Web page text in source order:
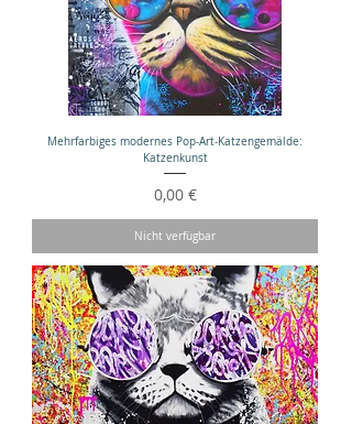
Mehrfarbiges modernes Pop-Art-Katzengemälde:
Katzenkunst
Preis
0,00 €
Nicht verfügbar